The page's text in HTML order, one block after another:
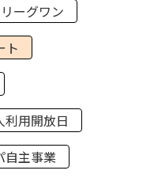
ーグワン
ト
利用開放日
自主事業